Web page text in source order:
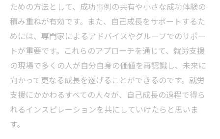
ための方法として、成功事例の共有や小さな成功体験の
積み重ねが有効です。また、自己成長をサポートするた
めには、専門家によるアドバイスやグループでのサポー
トが重要です。これらのアプローチを通じて、就労支援
の現場で多くの人が自分自身の価値を再認識し、未来に
向かって更なる成長を遂げることができるのです。就労
支援にかかわるすべての人々が、自己成長の過程で得ら
れるインスピレーションを共にしていけたらと思いま
す。